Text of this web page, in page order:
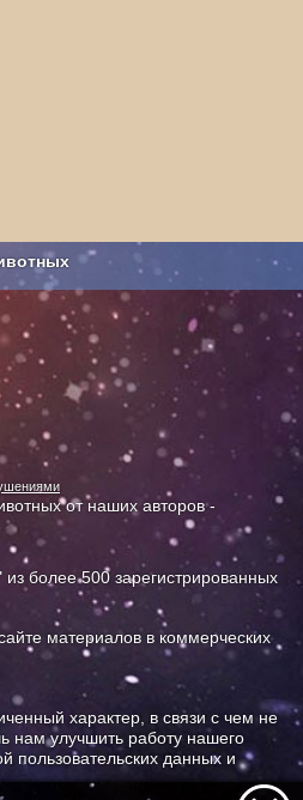
от наших авторов -
более 500 зарегистрированных
материалов в коммерческих
характер, в связи с чем не
нам улучшить работу нашего
пользовательских данных и